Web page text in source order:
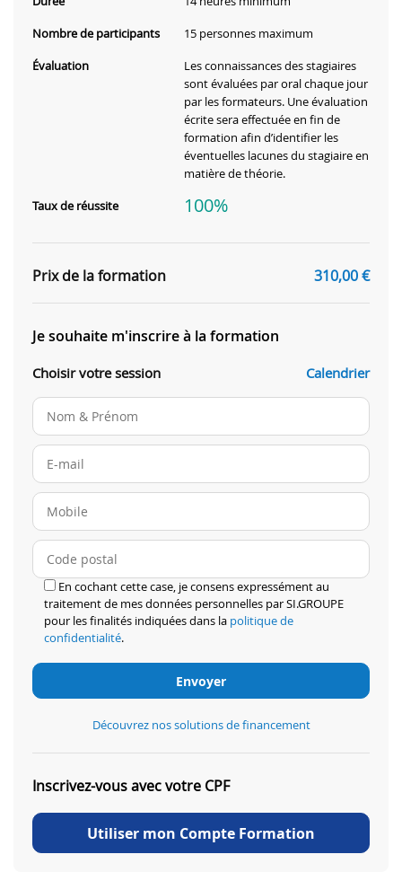
Nombre de participants
15 personnes maximum
Évaluation
Les connaissances des stagiaires
sont évaluées par oral chaque jour
par les formateurs. Une évaluation
écrite sera effectuée en fin de
formation afin d’identifier les
éventuelles lacunes du stagiaire en
matière de théorie.
Taux de réussite
100%
Prix de la formation 310,00€
Je souhaite m'inscrire à la formation
Choisir votre session Calendrier
En cochant cette case, je consens expressément au
traitement de mes données personnelles par SI.GROUPE
pour les finalités indiquées dans la politique de
confidentialité.
Découvrez nos solutions de financement
Inscrivez-vous avec votre CPF
Utiliser mon Compte Formation